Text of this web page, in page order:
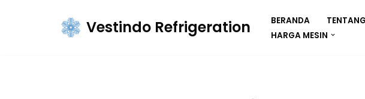
Vestindo Refrigeration BERANDA
HARGA MESIN